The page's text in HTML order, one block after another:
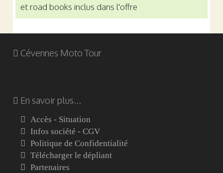
et road books inclus dans l'offre
Cévennes Moto Tour
En savoir plus...
Accès - Situation
Infos société - CGV
Politique de Confidentialité
Télécharger le dépliant
Partenaires